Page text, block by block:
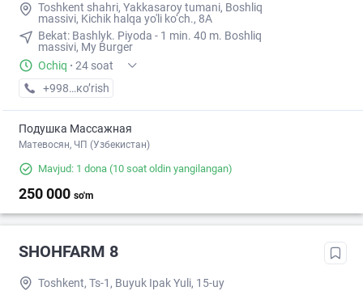
Toshkent shahri, Yakkasaroy tumani, Boshliq
massivi, Kichik halqa yo'li ko‘ch., 8A
Bekat: Bashlyk. Piyoda - 1 min. 40 m. Boshliq
massivi, My Burger
Ochiq · 24 soat
+998 (93) XXX-XX-XX
кo’rish
Подушка Массажная
Матевосян, ЧП (Узбекистан)
Mavjud: 1 dona (10 soat oldin yangilangan)
250 000 so'm
SHOHFARM 8
Toshkent, Ts-1, Buyuk Ipak Yuli, 15-uy